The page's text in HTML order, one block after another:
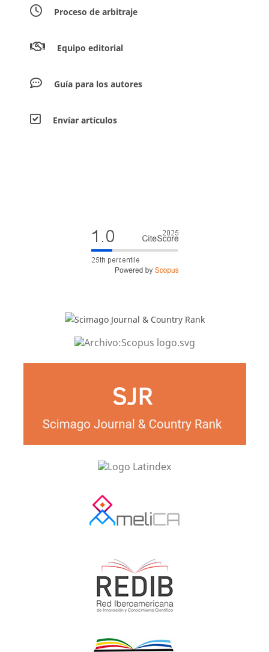
Proceso de arbitraje
Equipo editorial
Guía para los autores
Envíar artículos